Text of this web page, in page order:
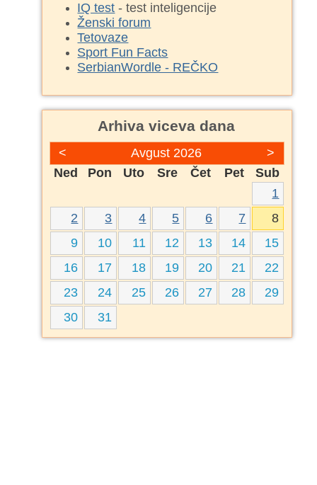
IQ test - test inteligencije
Ženski forum
Tetovaze
Sport Fun Facts
SerbianWordle - REČKO
Arhiva viceva dana
< >
Avgust 2026
Ned
Pon Uto Sre Čet Pet
Sub
1
2
3 4 5 6 7
8
9
10 11 12 13 14
15
16
17 18 19 20 21
22
23
24 25 26 27 28
29
30
31